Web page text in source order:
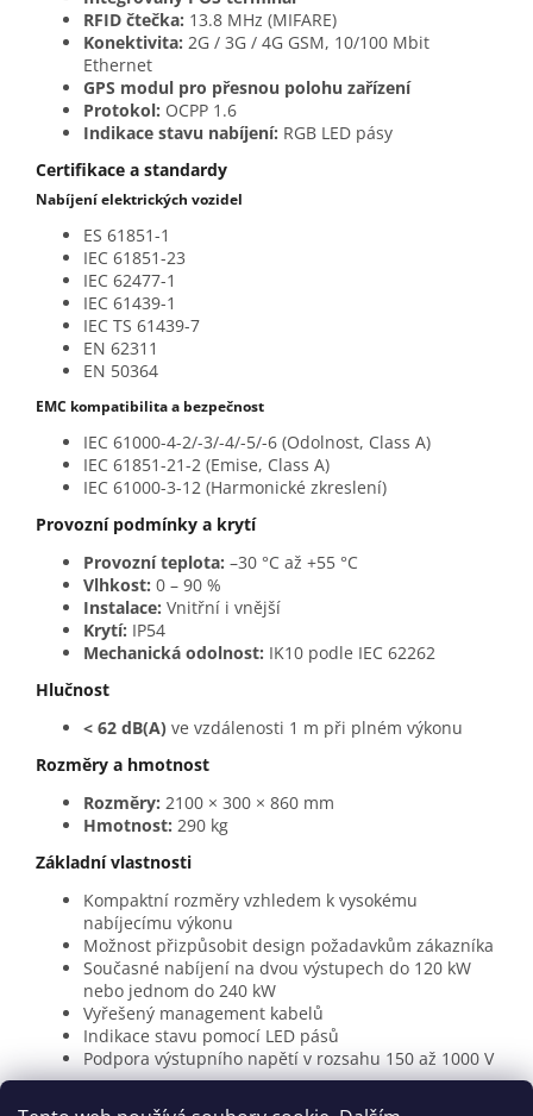
RFID čtečka: 13.8 MHz (MIFARE)
Konektivita: 2G / 3G / 4G GSM, 10/100 Mbit
Ethernet
GPS modul pro přesnou polohu zařízení
Protokol: OCPP 1.6
Indikace stavu nabíjení: RGB LED pásy
Certifikace a standardy
Nabíjení elektrických vozidel
ES 61851-1
IEC 61851-23
IEC 62477-1
IEC 61439-1
IEC TS 61439-7
EN 62311
EN 50364
EMC kompatibilita a bezpečnost
IEC 61000-4-2/-3/-4/-5/-6 (Odolnost, Class A)
IEC 61851-21-2 (Emise, Class A)
IEC 61000-3-12 (Harmonické zkreslení)
Provozní podmínky a krytí
Provozní teplota: –30 °C až +55 °C
Vlhkost: 0 – 90 %
Instalace: Vnitřní i vnější
Krytí: IP54
Mechanická odolnost: IK10 podle IEC 62262
Hlučnost
< 62 dB(A) ve vzdálenosti 1 m při plném výkonu
Rozměry a hmotnost
Rozměry: 2100 × 300 × 860 mm
Hmotnost: 290 kg
Základní vlastnosti
Kompaktní rozměry vzhledem k vysokému
nabíjecímu výkonu
Možnost přizpůsobit design požadavkům zákazníka
Současné nabíjení na dvou výstupech do 120 kW
nebo jednom do 240 kW
Vyřešený management kabelů
Indikace stavu pomocí LED pásů
Podpora výstupního napětí v rozsahu 150 až 1000 V